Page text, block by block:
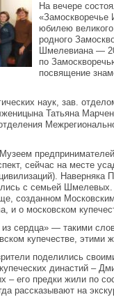
На вечере
«Замоскворечье
юбилею
родного
Шмелевиана —
по
посвящение
наук, зав.
Татьяна
сейчас на месте
Наверняка
с семьей
созданном
и о московском
из сердца» — такими
купечестве, этими
поделились
династий –
– его предки жили по
рассказывают на